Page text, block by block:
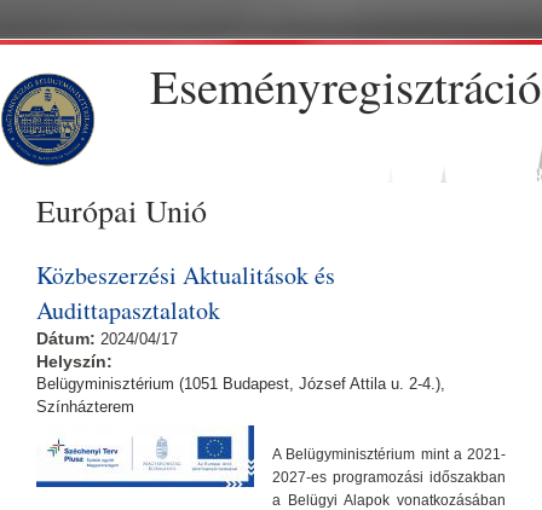
Eseményregisztráció
Európai Unió
Közbeszerzési Aktualitások és
Audittapasztalatok
Dátum: 2024/04/17
Helyszín:
Belügyminisztérium (1051 Budapest, József Attila u. 2-4.),
Színházterem
A Belügyminisztérium mint a 2021-
2027-es programozási időszakban
a Belügyi Alapok vonatkozásában